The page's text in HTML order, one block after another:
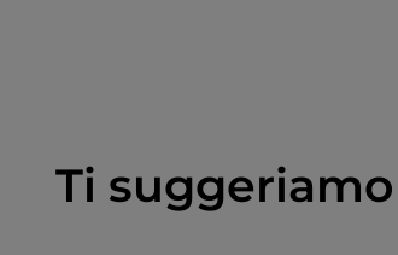
Ti suggeriamo